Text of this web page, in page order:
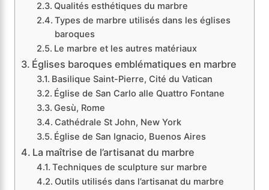
Qualités esthétiques du marbre
Types de marbre utilisés dans les églises
baroques
Le marbre et les autres matériaux
Églises baroques emblématiques en marbre
Basilique Saint-Pierre, Cité du Vatican
Église de San Carlo alle Quattro Fontane
Gesù, Rome
Cathédrale St John, New York
Église de San Ignacio, Buenos Aires
La maîtrise de l’artisanat du marbre
Techniques de sculpture sur marbre
Outils utilisés dans l’artisanat du marbre